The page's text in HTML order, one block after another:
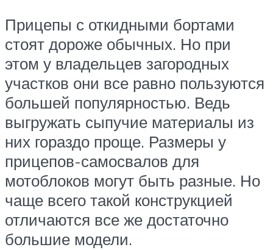
Прицепы с откидными бортами
стоят дороже обычных. Но при
этом у владельцев загородных
участков они все равно пользуются
большей популярностью. Ведь
выгружать сыпучие материалы из
них гораздо проще. Размеры у
прицепов-самосвалов для
мотоблоков могут быть разные. Но
чаще всего такой конструкцией
отличаются все же достаточно
большие модели.